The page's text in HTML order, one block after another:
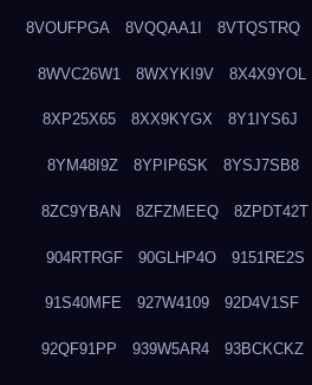
8VOUFPGA 8VQQAA1I 8VTQSTRQ
8WVC26W1 8WXYKI9V 8X4X9YOL
8XP25X65 8XX9KYGX 8Y1IYS6J
8YM48I9Z 8YPIP6SK 8YSJ7SB8
8ZC9YBAN 8ZFZMEEQ 8ZPDT42T
904RTRGF 90GLHP4O 9151RE2S
91S40MFE 927W4109 92D4V1SF
92QF91PP 939W5AR4 93BCKCKZ